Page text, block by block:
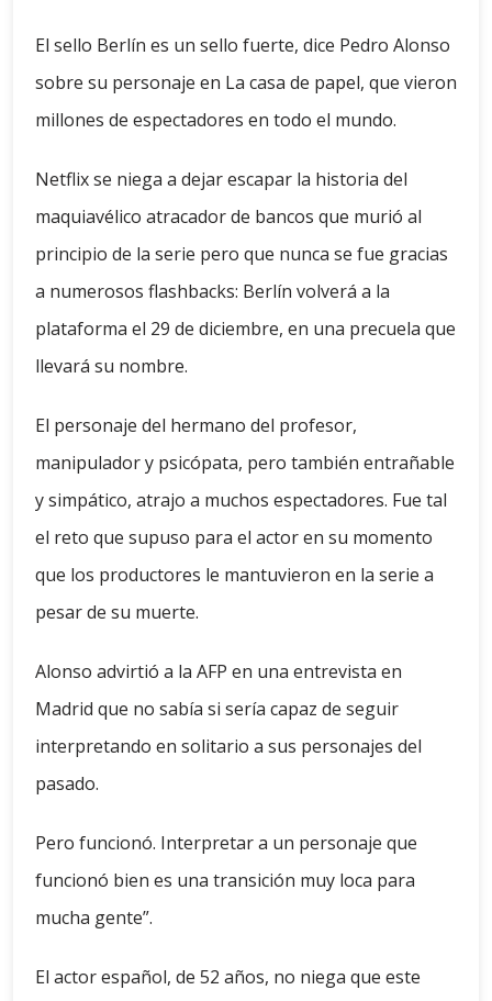
El sello Berlín es un sello fuerte, dice Pedro Alonso
sobre su personaje en La casa de papel, que vieron
millones de espectadores en todo el mundo.
Netflix se niega a dejar escapar la historia del
maquiavélico atracador de bancos que murió al
principio de la serie pero que nunca se fue gracias
a numerosos flashbacks: Berlín volverá a la
plataforma el 29 de diciembre, en una precuela que
llevará su nombre.
El personaje del hermano del profesor,
manipulador y psicópata, pero también entrañable
y simpático, atrajo a muchos espectadores. Fue tal
el reto que supuso para el actor en su momento
que los productores le mantuvieron en la serie a
pesar de su muerte.
Alonso advirtió a la AFP en una entrevista en
Madrid que no sabía si sería capaz de seguir
interpretando en solitario a sus personajes del
pasado.
Pero funcionó. Interpretar a un personaje que
funcionó bien es una transición muy loca para
mucha gente”.
El actor español, de 52 años, no niega que este